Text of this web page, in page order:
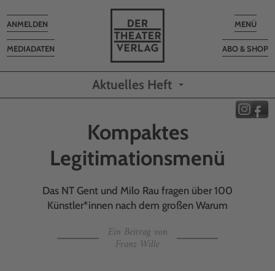
Toggle
MENÜ
ABO & SHOP
MEDIADATEN
Toggle
navigation
ANMELDEN
Aktuelles Heft
Kompaktes
Legitimationsmenü
Das NT Gent und Milo Rau fragen über 100
Künstler*innen nach dem großen Warum
Ein Beitrag von
Franz Wille